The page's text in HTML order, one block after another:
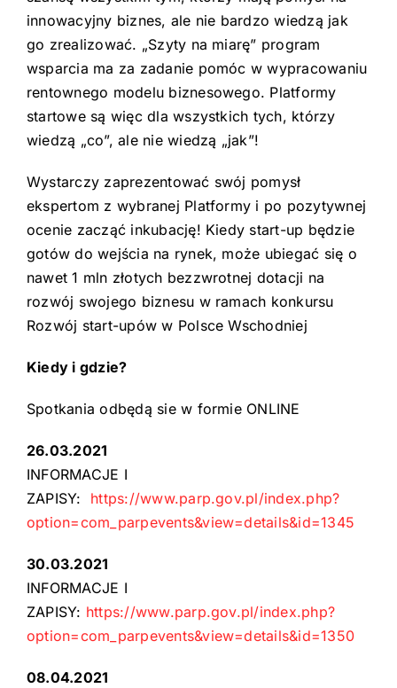
innowacyjny biznes, ale nie bardzo wiedzą jak
go zrealizować. „Szyty na miarę” program
wsparcia ma za zadanie pomóc w wypracowaniu
rentownego modelu biznesowego. Platformy
startowe są więc dla wszystkich tych, którzy
wiedzą „co”, ale nie wiedzą „jak”!
Wystarczy zaprezentować swój pomysł
ekspertom z wybranej Platformy i po pozytywnej
ocenie zacząć inkubację! Kiedy start-up będzie
gotów do wejścia na rynek, może ubiegać się o
nawet 1 mln złotych bezzwrotnej dotacji na
rozwój swojego biznesu w ramach konkursu
Rozwój start-upów w Polsce Wschodniej
Kiedy i gdzie?
Spotkania odbędą sie w formie ONLINE
26.03.2021
INFORMACJE I
ZAPISY: https://www.parp.gov.pl/index.php?
option=com_parpevents&view=details&id=1345
30.03.2021
INFORMACJE I
ZAPISY: https://www.parp.gov.pl/index.php?
option=com_parpevents&view=details&id=1350
08.04.2021